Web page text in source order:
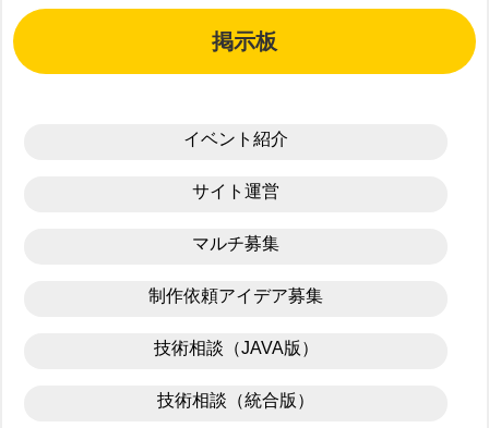
掲示板
イベント紹介
サイト運営
マルチ募集
制作依頼アイデア募集
技術相談（JAVA版）
技術相談（統合版）